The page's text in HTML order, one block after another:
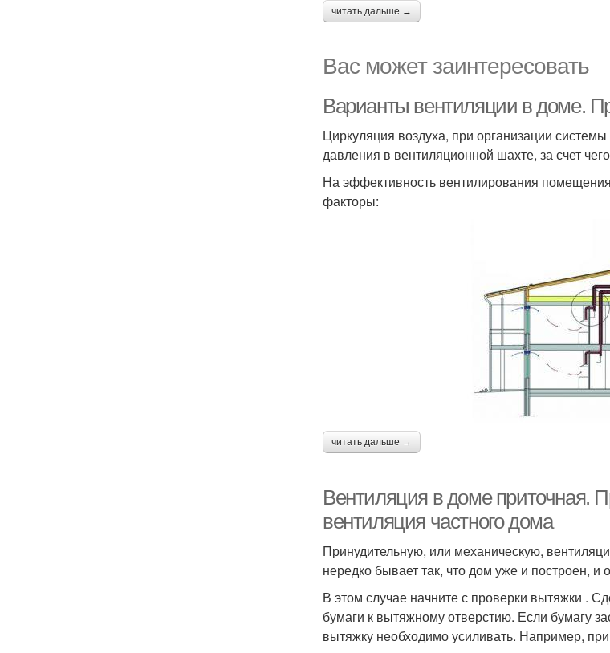
читать дальше →
Вас может заинтересовать
Варианты вентиляции в доме.
Циркуляция воздуха, при организации
давления в вентиляционной шахте, за счет
На эффективность вентилирования
факторы:
читать дальше →
Вентиляция в доме приточная.
вентиляция частного дома
Принудительную, или механическую,
нередко бывает так, что дом уже и построен, и
В этом случае начните с проверки вытяжки .
бумаги к вытяжному отверстию. Если бумагу
вытяжку необходимо усиливать. Например,